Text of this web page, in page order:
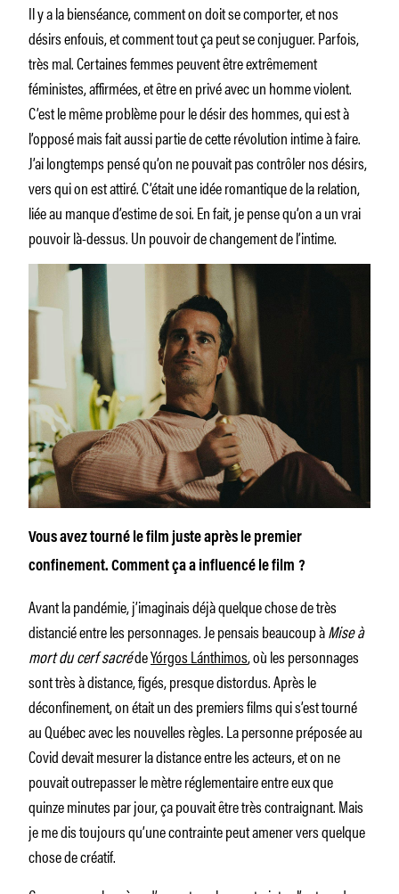
Il y a la bienséance, comment on doit se comporter, et nos
désirs enfouis, et comment tout ça peut se conjuguer. Parfois,
très mal. Certaines femmes peuvent être extrêmement
féministes, affirmées, et être en privé avec un homme violent.
C’est le même problème pour le désir des hommes, qui est à
l’opposé mais fait aussi partie de cette révolution intime à faire.
J’ai longtemps pensé qu’on ne pouvait pas contrôler nos désirs,
vers qui on est attiré. C’était une idée romantique de la relation,
liée au manque d’estime de soi. En fait, je pense qu’on a un vrai
pouvoir là-dessus. Un pouvoir de changement de l’intime.
Vous avez tourné le film juste après le premier
confinement. Comment ça a influencé le film ?
Avant la pandémie, j’imaginais déjà quelque chose de très
distancié entre les personnages. Je pensais beaucoup àMise à
mort du cerf sacrédeYórgos Lánthimos, où les personnages
sont très à distance, figés, presque distordus. Après le
déconfinement, on était un des premiers films qui s’est tourné
au Québec avec les nouvelles règles. La personne préposée au
Covid devait mesurer la distance entre les acteurs, et on ne
pouvait outrepasser le mètre réglementaire entre eux que
quinze minutes par jour, ça pouvait être très contraignant. Mais
je me dis toujours qu’une contrainte peut amener vers quelque
chose de créatif.